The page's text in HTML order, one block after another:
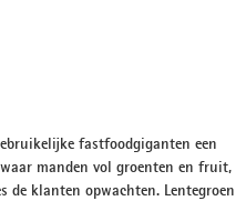
fastfoodgiganten een
manden vol groenten en fruit,
de klanten opwachten. Lentegroen